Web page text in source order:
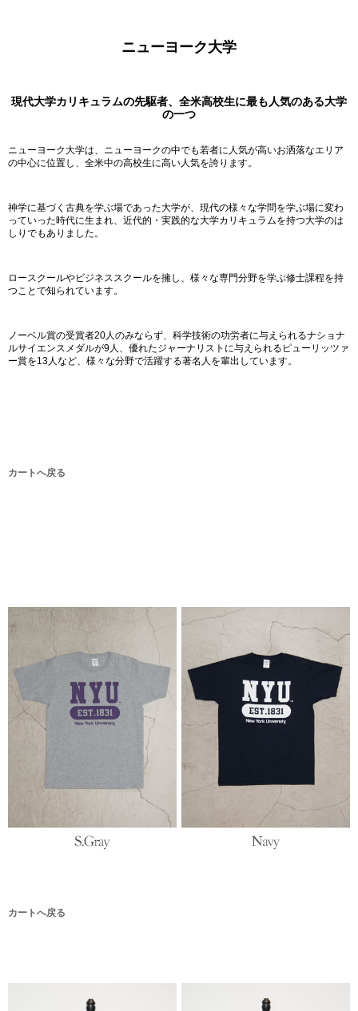
ニューヨーク大学
現代大学カリキュラムの先駆者、全米高校生に最も人気のある大学
の一つ
ニューヨーク大学は、ニューヨークの中でも若者に人気が高いお洒落なエリア
の中心に位置し、全米中の高校生に高い人気を誇ります。
神学に基づく古典を学ぶ場であった大学が、現代の様々な学問を学ぶ場に変わ
っていった時代に生まれ、近代的・実践的な大学カリキュラムを持つ大学のは
しりでもありました。
ロースクールやビジネススクールを擁し、様々な専門分野を学ぶ修士課程を持
つことで知られています。
ノーベル賞の受賞者20人のみならず、科学技術の功労者に与えられるナショナ
ルサイエンスメダルが9人、優れたジャーナリストに与えられるピューリッツァ
ー賞を13人など、様々な分野で活躍する著名人を輩出しています。
カートへ戻る
カートへ戻る